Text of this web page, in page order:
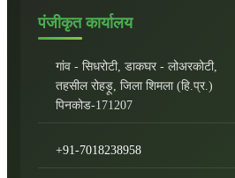
पंजीकृत कार्यालय
गांव - सिधरोटी, डाकघर - लोअरकोटी,
तहसील रोहड़ू, जिला शिमला (हि.प्र.)
पिनकोड-171207
+91-7018238958